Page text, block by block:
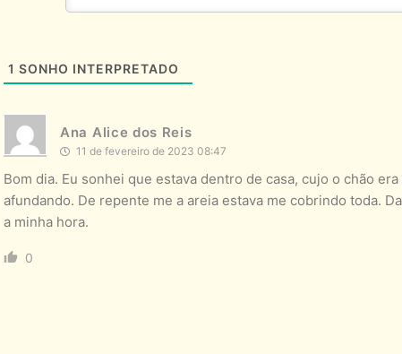
1 SONHO INTERPRETADO
Ana Alice dos Reis
11 de fevereiro de 2023 08:47
Bom dia. Eu sonhei que estava dentro de casa, cujo o chão
afundando. De repente me a areia estava me cobrindo toda.
a minha hora.
0